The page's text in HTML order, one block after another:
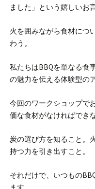
ました」という嬉しいお
火を囲みながら食材につ
わう。
私たちはBBQを単なる食
の魅力を伝える体験型の
今回のワークショップで
価な食材がなければでき
炭の選び方を知ること。
持つ力を引き出すこと。
それだけで、いつもの
ます。